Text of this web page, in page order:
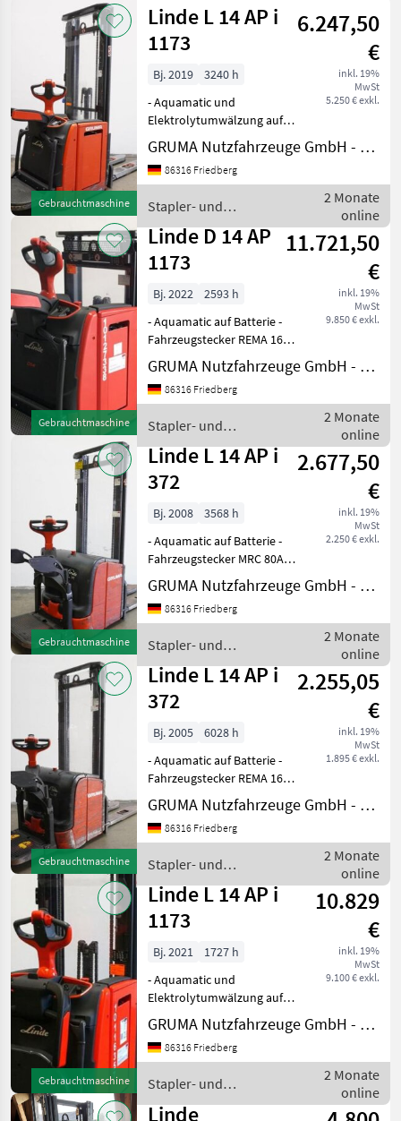
Gebrauchtmaschine
Linde L 14 AP i
1173
6.247,50
€
inkl. 19%
MwSt
5.250 € exkl.
Bj. 2019
3240 h
- Aquamatic und
Elektrolytumwälzung auf
Batterie - Fahrzeugstecker
REMA 160A - seitlicher
Batteriewechsel mit Rollen
Gabelausführung 560 - 1150
mm - G
GRUMA Nutzfahrzeuge GmbH - Staplertechnik
86316 Friedberg
Stapler- und
Lagertechnik / Linde
2 Monate
online
Gebrauchtmaschine
Linde D 14 AP
1173
11.721,50
€
inkl. 19%
MwSt
9.850 € exkl.
Bj. 2022
2593 h
- Aquamatic auf Batterie -
Fahrzeugstecker REMA 160A
- seitlicher Batteriewechsel
mit Rollen - Initialhub mit
Doppelstockfunktion -
mm, 56
GRUMA Nutzfahrzeuge GmbH - Staplertechnik
86316 Friedberg
Stapler- und
Lagertechnik / Linde
2 Monate
online
Gebrauchtmaschine
Linde L 14 AP i
372
2.677,50
€
inkl. 19%
MwSt
2.250 € exkl.
Bj. 2008
3568 h
- Aquamatic auf Batterie -
Fahrzeugstecker MRC 80A -
vertikaler Batteriewechsel -
Initialhub -
Gabelausführung 560 - 1150
gitterboxfähig - LiftSpeed
GRUMA Nutzfahrzeuge GmbH - Staplertechnik
86316 Friedberg
Stapler- und
Lagertechnik / Linde
2 Monate
online
Gebrauchtmaschine
Linde L 14 AP i
372
2.255,05
€
inkl. 19%
MwSt
1.895 € exkl.
Bj. 2005
6028 h
- Aquamatic auf Batterie -
Fahrzeugstecker REMA 160A
- vertikaler Batteriewechsel
- Initialhub -
Gabelausführung 560 - 1150
gitterboxfähig - LiftSpe
GRUMA Nutzfahrzeuge GmbH - Staplertechnik
86316 Friedberg
Stapler- und
Lagertechnik / Linde
2 Monate
online
Gebrauchtmaschine
Linde L 14 AP i
1173
10.829
€
inkl. 19%
MwSt
9.100 € exkl.
Bj. 2021
1727 h
- Aquamatic und
Elektrolytumwälzung auf
Batterie - Fahrzeugstecker
REMA 160A - seitlicher
Batteriewechsel mit Rollen
Gabelausführung 560 - 1150
mm, 56
GRUMA Nutzfahrzeuge GmbH - Staplertechnik
86316 Friedberg
Stapler- und
Lagertechnik / Linde
2 Monate
online
Linde